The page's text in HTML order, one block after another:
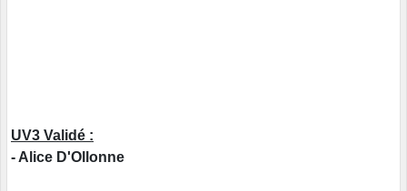
UV3 Validé :
- Alice D'Ollonne